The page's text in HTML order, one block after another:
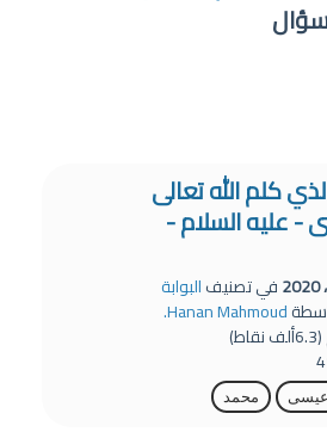
كلم الله تعالى
- عليه السلام -
في تصنيفالبوابة
Hanan Mahmoud.
(6.3ألف
نقاط)
عيسى محمد